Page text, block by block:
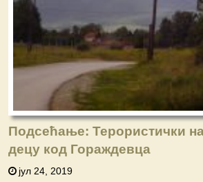
Подсећање: Терористички
децу код Гораждевца
јул 24, 2019